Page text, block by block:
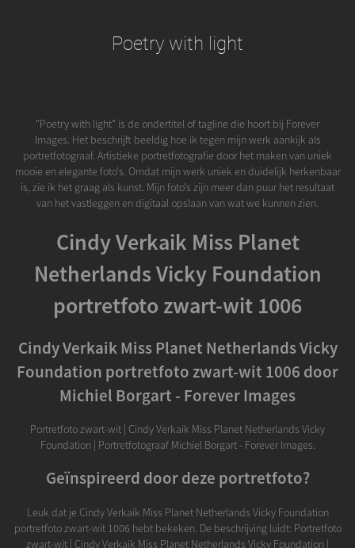
Poetry with light
"Poetry with light" is de ondertitel of tagline die hoort bij Forever
Images. Het beschrijft beeldig hoe ik tegen mijn werk aankijk als
portretfotograaf. Artistieke portretfotografie door het maken van uniek
mooie en elegante foto's. Omdat mijn werk uniek en duidelijk herkenbaar
is, zie ik het graag als kunst. Mijn foto's zijn meer dan puur het resultaat
van het vastleggen en digitaal opslaan van wat we kunnen zien.
Cindy Verkaik Miss Planet
Netherlands Vicky Foundation
portretfoto zwart-wit 1006
Cindy Verkaik Miss Planet Netherlands Vicky
Foundation portretfoto zwart-wit 1006 door
Michiel Borgart - Forever Images
Portretfoto zwart-wit | Cindy Verkaik Miss Planet Netherlands Vicky
Foundation | Portretfotograaf Michiel Borgart - Forever Images.
Geïnspireerd door deze portretfoto?
Leuk dat je Cindy Verkaik Miss Planet Netherlands Vicky Foundation
portretfoto zwart-wit 1006 hebt bekeken. De beschrijving luidt: Portretfoto
zwart-wit | Cindy Verkaik Miss Planet Netherlands Vicky Foundation |